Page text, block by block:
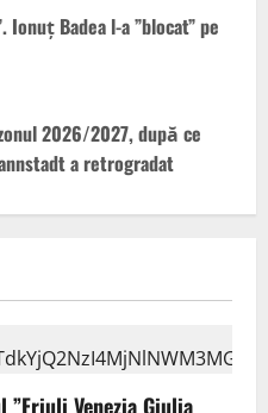
Ionuț Badea l-a ”blocat” pe
2026/2027, după ce
a retrogradat
Venezia Giulia